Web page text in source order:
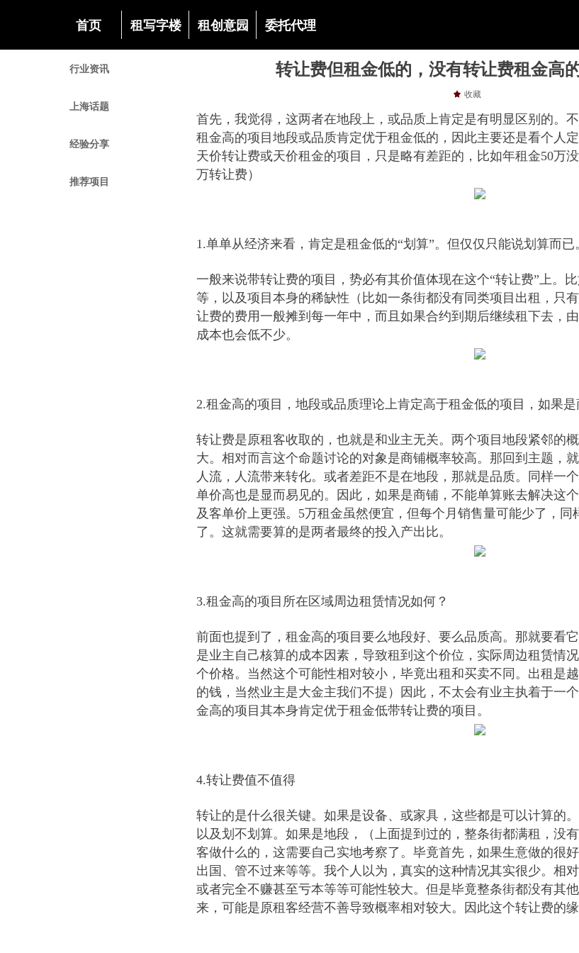
首页 租写字楼 租创意园 委托代理
转让费但租金低的，没有转让费租金高
首先，我觉得，这两者在地段上，或品质上肯定是有明显区别的。
租金高的项目地段或品质肯定优于租金低的，因此主要还是看个人
天价转让费或天价租金的项目，只是略有差距的，比如年租金50万
万转让费）
1.单单从经济来看，肯定是租金低的“划算”。但仅仅只能说划算而已
一般来说带转让费的项目，势必有其价值体现在这个“转让费”上。
等，以及项目本身的稀缺性（比如一条街都没有同类项目出租，只
让费的费用一般摊到每一年中，而且如果合约到期后继续租下去，
成本也会低不少。
2.租金高的项目，地段或品质理论上肯定高于租金低的项目，如果是
转让费是原租客收取的，也就是和业主无关。两个项目地段紧邻的
大。相对而言这个命题讨论的对象是商铺概率较高。那回到主题，
人流，人流带来转化。或者差距不是在地段，那就是品质。同样一
单价高也是显而易见的。因此，如果是商铺，不能单算账去解决这
及客单价上更强。5万租金虽然便宜，但每个月销售量可能少了，
了。这就需要算的是两者最终的投入产出比。
3.租金高的项目所在区域周边租赁情况如何？
前面也提到了，租金高的项目要么地段好、要么品质高。那就要看
是业主自己核算的成本因素，导致租到这个价位，实际周边租赁情
个价格。当然这个可能性相对较小，毕竟出租和买卖不同。出租是
的钱，当然业主是大金主我们不提）因此，不太会有业主执着于一
金高的项目其本身肯定优于租金低带转让费的项目。
4.转让费值不值得
转让的是什么很关键。如果是设备、或家具，这些都是可以计算的
以及划不划算。如果是地段，（上面提到过的，整条街都满租，没
客做什么的，这需要自己实地考察了。毕竟首先，如果生意做的很
出国、管不过来等等。我个人以为，真实的这种情况其实很少。相
或者完全不赚甚至亏本等等可能性较大。但是毕竟整条街都没有其
来，可能是原租客经营不善导致概率相对较大。因此这个转让费的
끄 收藏
行业资讯
上海话题
经验分享
推荐项目